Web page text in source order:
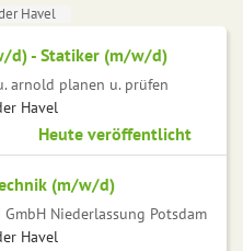
Havel
d) - Statiker (m/w/d)
arnold planen u. prüfen
Havel
Heute veröffentlicht
(m/w/d)
GmbH Niederlassung Potsdam
Havel